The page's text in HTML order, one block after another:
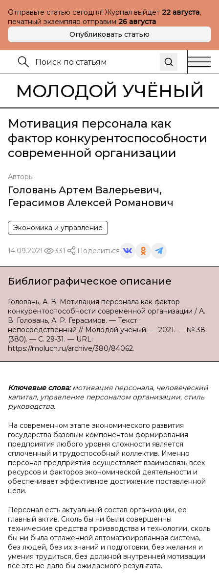
Отправьте статью сегодня! Журнал выйдет 22 августа,
печатный экземпляр отправим 26 августа
Опубликовать статью
МОЛОДОЙ УЧЁНЫЙ
Мотивация персонала как
фактор конкурентоспособности
современной организации
Авторы
Головань Артем Валерьевич,
Герасимов Алексей Романович
Экономика и управление
14.09.2021 331 Поделиться
Библиографическое описание
Головань, А. В. Мотивация персонала как фактор
конкурентоспособности современной организации / А.
В. Головань, А. Р. Герасимов. — Текст :
непосредственный // Молодой ученый. — 2021. — № 38
(380). — С. 29-31. — URL:
https://moluch.ru/archive/380/84062.
Ключевые слова:мотивация персонала, человеческий
капитал, управление персоналом организации, стиль
руководства.
На современном этапе экономического развития
государства базовым компонентом формирования
предприятия любого уровня сложности является
сплоченный и трудоспособный коллектив. Именно
персонал предприятия осуществляет взаимосвязь всех
ресурсов и факторов экономической деятельности и
обеспечивает эффективное достижение поставленной
цели.
Персонал есть актуальный состав организации, ее
главный актив. Сколь бы ни были совершенны
технические средства производства и технологии, сколь
бы ни была отлаженной автоматизированная система,
без людей, без их знаний и подготовки, без желания и
умения трудиться, без должной внутренней мотивации
все это не дало бы ожидаемого результата.